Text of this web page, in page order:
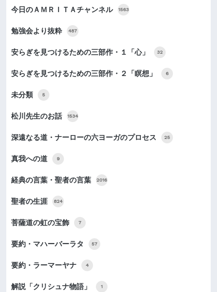
今日のＡＭＲＩＴＡチャンネル 1563
勉強会より抜粋 487
安らぎを見つけるための三部作・１「心」 32
安らぎを見つけるための三部作・２「瞑想」 6
未分類 5
松川先生のお話 1534
深遠なる道・ナーローの六ヨーガのプロセス 25
真我への道 9
経典の言葉・聖者の言葉 2016
聖者の生涯 824
菩薩道の虹の宝飾 7
要約・マハーバーラタ 57
要約・ラーマーヤナ 4
解説「クリシュナ物語」 1